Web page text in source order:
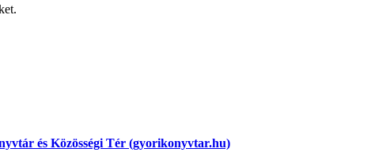
és Közösségi Tér (gyorikonyvtar.hu)